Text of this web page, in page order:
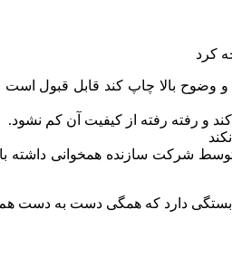
کرد
و وضوح بالا چاپ کند قابل قبول
و رفته رفته از کیفیت آن کم نشود.
سازنده همخوانی داشته باشد
بستگی دارد که همگی دست به دست